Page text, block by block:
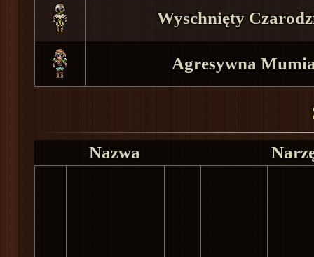
Wyschnięty
Agresywna
Nazwa